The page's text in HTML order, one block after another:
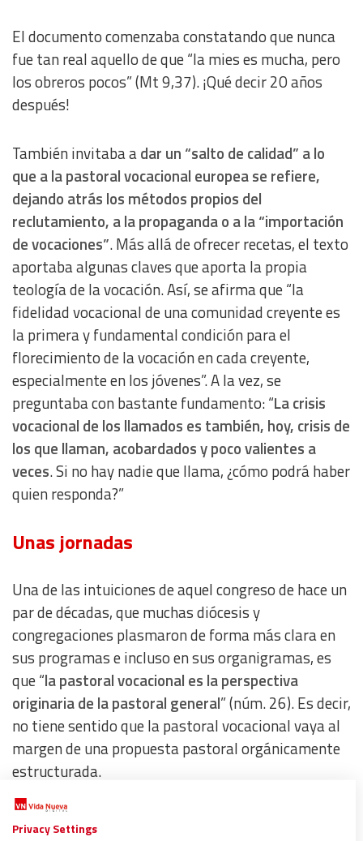
El documento comenzaba constatando que nunca
fue tan real aquello de que “la mies es mucha, pero
los obreros pocos” (Mt 9,37). ¡Qué decir 20 años
después!
También invitaba adar un “salto de calidad” a lo
que a la pastoral vocacional europea se refiere,
dejando atrás los métodos propios del
reclutamiento, a la propaganda o a la “importación
de vocaciones”. Más allá de ofrecer recetas, el texto
aportaba algunas claves que aporta la propia
teología de la vocación. Así, se afirma que “la
fidelidad vocacional de una comunidad creyente es
la primera y fundamental condición para el
florecimiento de la vocación en cada creyente,
especialmente en los jóvenes”. A la vez, se
preguntaba con bastante fundamento: “La crisis
vocacional de los llamados es también, hoy, crisis de
los que llaman, acobardados y poco valientes a
veces. Si no hay nadie que llama, ¿cómo podrá haber
quien responda?”
Unas jornadas
Una de las intuiciones de aquel congreso de hace un
par de décadas, que muchas diócesis y
congregaciones plasmaron de forma más clara en
sus programas e incluso en sus organigramas, es
que “la pastoral vocacional es la perspectiva
originaria de la pastoral general” (núm. 26). Es decir,
no tiene sentido que la pastoral vocacional vaya al
margen de una propuesta pastoral orgánicamente
estructurada.
Un ejemplo de ello es la cita que concentrará a
Privacy Settings